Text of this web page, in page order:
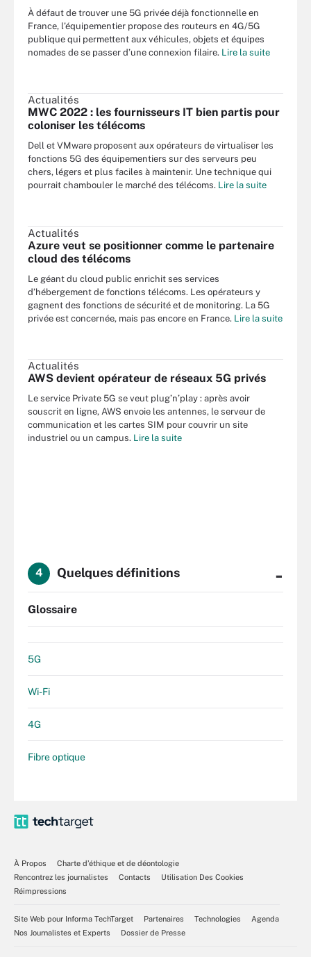
À défaut de trouver une 5G privée déjà fonctionnelle en
France, l’équipementier propose des routeurs en 4G/5G
publique qui permettent aux véhicules, objets et équipes
nomades de se passer d’une connexion filaire. Lire la suite
Actualités
MWC 2022 : les fournisseurs IT bien partis pour
coloniser les télécoms
Dell et VMware proposent aux opérateurs de virtualiser les
fonctions 5G des équipementiers sur des serveurs peu
chers, légers et plus faciles à maintenir. Une technique qui
pourrait chambouler le marché des télécoms. Lire la suite
Actualités
Azure veut se positionner comme le partenaire
cloud des télécoms
Le géant du cloud public enrichit ses services
d’hébergement de fonctions télécoms. Les opérateurs y
gagnent des fonctions de sécurité et de monitoring. La 5G
privée est concernée, mais pas encore en France. Lire la suite
Actualités
AWS devient opérateur de réseaux 5G privés
Le service Private 5G se veut plug’n’play : après avoir
souscrit en ligne, AWS envoie les antennes, le serveur de
communication et les cartes SIM pour couvrir un site
industriel ou un campus. Lire la suite
4 Quelques définitions -
Glossaire
5G
Wi-Fi
4G
Fibre optique
À Propos
Charte d’éthique et de déontologie
Rencontrez les journalistes
Contacts
Utilisation Des Cookies
Réimpressions
Site Web pour Informa TechTarget Partenaires Technologies
Agenda
Nos Journalistes et Experts
Dossier de Presse